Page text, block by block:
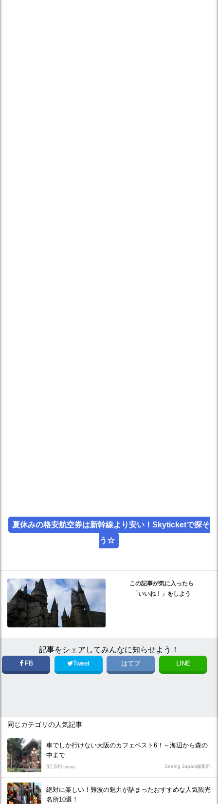
夏休みの格安航空券は新幹線より安い！Skyticketで探そ
う☆
この記事が気に入ったら
「いいね！」をしよう
記事をシェアしてみんなに知らせよう！
FB Tweet はてブ LINE
同じカテゴリの人気記事
車でしか行けない大阪のカフェベスト6！～海辺から森の
中まで
92,580views Seeing Japan編集部
絶対に楽しい！難波の魅力が詰まったおすすめな人気観光
名所10選！